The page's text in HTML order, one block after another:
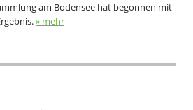
am Bodensee hat begonnen mit
» mehr